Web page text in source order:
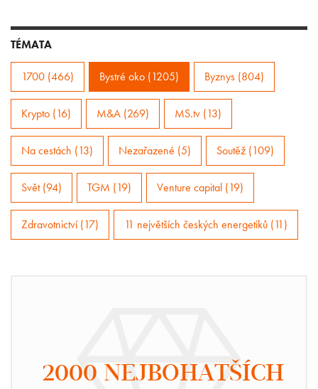
TÉMATA
1700 (466) Bystré oko (1205) Byznys (804)
Krypto (16) M&A (269) MS.tv (13)
Na cestách (13) Nezařazené (5) Soutěž (109)
Svět (94) TGM (19) Venture capital (19)
Zdravotnictví (17) 11 největších českých energetiků (11)
2000 NEJBOHATŠÍCH